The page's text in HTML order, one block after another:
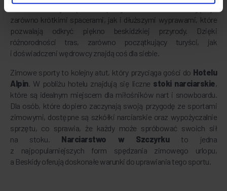
zarówno krótkimi spacerami, jak i dłuższymi wyprawami, które
pozwalają odkryć piękno beskidzkiej przyrody. Dzięki
różnorodności tras, zarówno początkujący turyści, jak
i doświadczeni wędrowcy znajdą coś dla siebie.
Zimowe sporty to kolejny atut, który przyciąga gości do Hotelu
Alpin. W pobliżu hotelu znajdują się liczne stoki narciarskie,
które są idealnym miejscem dla miłośników nart i snowboardu.
Dla osób, które dopiero zaczynają swoją przygodę ze sportami
zimowymi, dostępne są szkółki narciarskie oraz wypożyczalnie
sprzętu, co sprawia, że każdy może spróbować swoich sił
na stoku. Narciarstwo w Szczyrkuto jedna
z najpopularniejszych form spędzania zimowego urlopu,
a Beskidy oferują doskonałe warunki do uprawiania tego sportu.